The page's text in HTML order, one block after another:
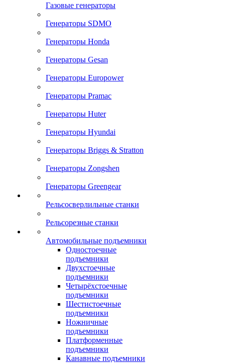
Газовые генераторы
Генераторы SDMO
Генераторы Honda
Генераторы Gesan
Генераторы Europower
Генераторы Pramac
Генераторы Huter
Генераторы Hyundai
Генераторы Briggs & Stratton
Генераторы Zongshen
Генераторы Greengear
Рельсосверлильные станки
Рельсорезные станки
Автомобильные подъемники
Одностоечные
подъемники
Двухстоечные
подъемники
Четырёхстоечные
подъемники
Шестистоечные
подъемники
Ножничные
подъемники
Платформенные
подъемники
Канавные подъемники